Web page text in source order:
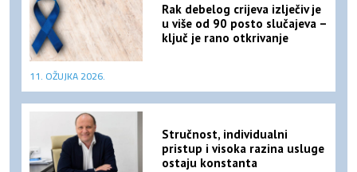
Rak debelog crijeva izlječiv je
u više od 90 posto slučajeva –
ključ je rano otkrivanje
11. OŽUJKA 2026.
Stručnost, individualni
pristup i visoka razina usluge
ostaju konstanta